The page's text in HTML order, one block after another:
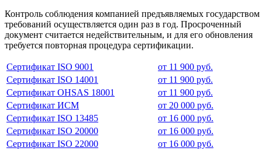
Контроль соблюдения компанией предъявляемых государством
требований осуществляется один раз в год. Просроченный
документ считается недействительным, и для его обновления
требуется повторная процедура сертификации.
Сертификат ISO 9001
от 11 900 руб.
Сертификат ISO 14001
от 11 900 руб.
Сертификат OHSAS 18001
от 11 900 руб.
Сертификат ИСМ
от 20 000 руб.
Сертификат ISO 13485
от 16 000 руб.
Сертификат ISO 20000
от 16 000 руб.
Сертификат ISO 22000
от 16 000 руб.